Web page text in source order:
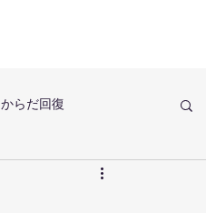
からだ回復
ZUMBA